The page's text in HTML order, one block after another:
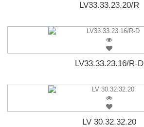
LV33.33.23.20/R
LV33.33.23.16/R-D
LV 30.32.32.20